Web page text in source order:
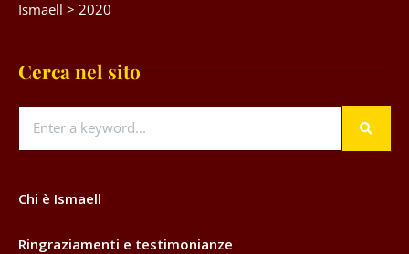
Ismaell > 2020
Cerca nel sito
Chi è Ismaell
Ringraziamenti e testimonianze